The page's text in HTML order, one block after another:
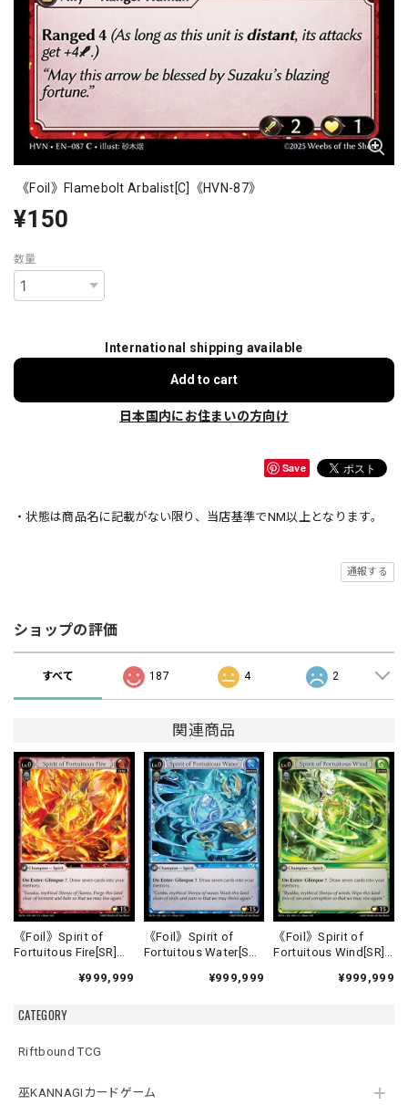
CATEGORY
Riftbound TCG
巫KANNAGIカードゲーム
《Foil》Flamebolt Arbalist[C]《HVN-87》
¥150
数量
International shipping available
Add to cart
日本国内にお住まいの方向け
Save
・状態は商品名に記載がない限り、当店基準でNM以上となります。
通報する
ショップの評価
すべて 187 4 2
関連商品
《Foil》Spirit of
Fortuitous Fire[SR]
¥999,999
《Foil》Spirit of
Fortuitous Water[SR]
¥999,999
《Foil》Spirit of
Fortuitous Wind[SR]
¥999,999